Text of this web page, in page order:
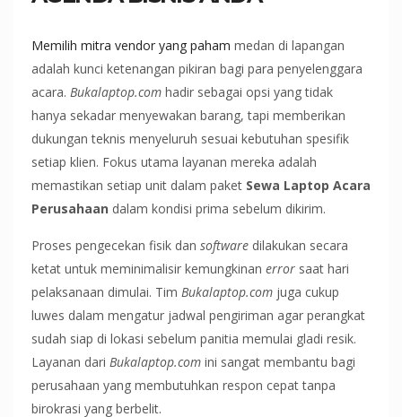
Memilih mitra vendor yang paham medan di lapangan
adalah kunci ketenangan pikiran bagi para penyelenggara
acara. Bukalaptop.com hadir sebagai opsi yang tidak
hanya sekadar menyewakan barang, tapi memberikan
dukungan teknis menyeluruh sesuai kebutuhan spesifik
setiap klien. Fokus utama layanan mereka adalah
memastikan setiap unit dalam paket Sewa Laptop Acara
Perusahaan dalam kondisi prima sebelum dikirim.
Proses pengecekan fisik dan software dilakukan secara
ketat untuk meminimalisir kemungkinan error saat hari
pelaksanaan dimulai. Tim Bukalaptop.com juga cukup
luwes dalam mengatur jadwal pengiriman agar perangkat
sudah siap di lokasi sebelum panitia memulai gladi resik.
Layanan dari Bukalaptop.com ini sangat membantu bagi
perusahaan yang membutuhkan respon cepat tanpa
birokrasi yang berbelit.